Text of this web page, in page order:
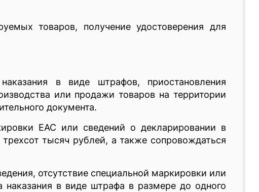
товаров, получение удостоверения для
в виде штрафов, приостановления
или продажи товаров на территории
документа.
ЕАС или сведений о декларировании в
тысяч рублей, а также сопровождаться
отсутствие специальной маркировки или
наказания в виде штрафа в размере до одного